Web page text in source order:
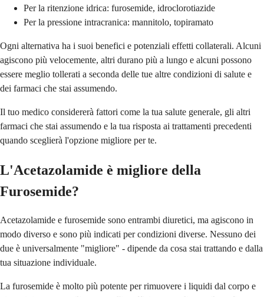
Per la ritenzione idrica: furosemide, idroclorotiazide
Per la pressione intracranica: mannitolo, topiramato
Ogni alternativa ha i suoi benefici e potenziali effetti collaterali. Alcuni
agiscono più velocemente, altri durano più a lungo e alcuni possono
essere meglio tollerati a seconda delle tue altre condizioni di salute e
dei farmaci che stai assumendo.
Il tuo medico considererà fattori come la tua salute generale, gli altri
farmaci che stai assumendo e la tua risposta ai trattamenti precedenti
quando sceglierà l'opzione migliore per te.
L'Acetazolamide è migliore della
Furosemide?
Acetazolamide e furosemide sono entrambi diuretici, ma agiscono in
modo diverso e sono più indicati per condizioni diverse. Nessuno dei
due è universalmente "migliore" - dipende da cosa stai trattando e dalla
tua situazione individuale.
La furosemide è molto più potente per rimuovere i liquidi dal corpo e